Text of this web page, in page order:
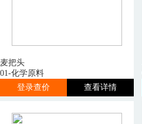
麦把头
01-化学原料
登录查价
查看详情